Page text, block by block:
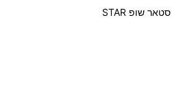
ארון שירות עליון 2 דלתות דגם אמנון AMNON ברוחב 80 ס"מ מבית סטאר שופ STAR